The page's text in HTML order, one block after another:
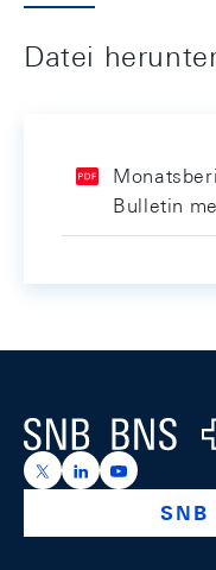
Datei
Bulletin
Logo
https://x.com/
https://https://
SNB